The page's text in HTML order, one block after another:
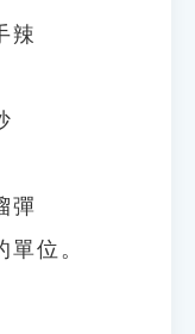
辣
彈
位。